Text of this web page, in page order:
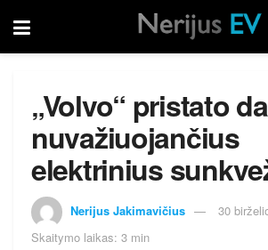
„Volvo“ pristato
nuvažiuojančius
elektrinius
Nerijus Jakimavičius
30
Skaitymo laikas: 3 min